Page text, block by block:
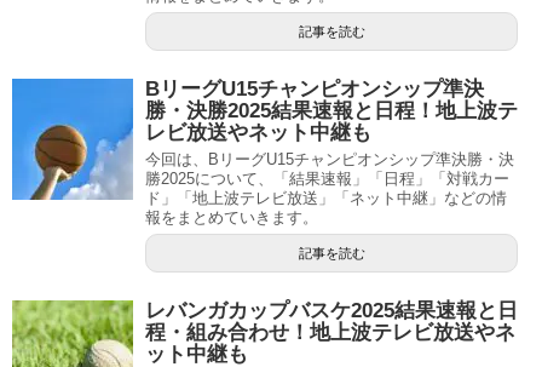
記事を読む
BリーグU15チャンピオンシップ準決
勝・決勝2025結果速報と日程！地上波テ
レビ放送やネット中継も
今回は、BリーグU15チャンピオンシップ準決勝・決
勝2025について、「結果速報」「日程」「対戦カー
ド」「地上波テレビ放送」「ネット中継」などの情
報をまとめていきます。
記事を読む
レバンガカップバスケ2025結果速報と日
程・組み合わせ！地上波テレビ放送やネ
ット中継も